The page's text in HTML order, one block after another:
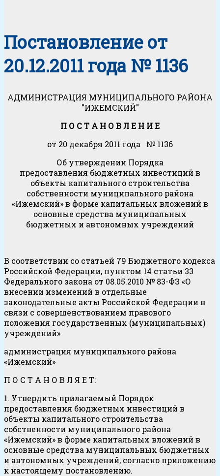
Постановление от
20.12.2011 года № 1136
АДМИНИСТРАЦИЯ МУНИЦИПАЛЬНОГО РАЙОНА
"ИЖЕМСКИЙ"
П О С Т А Н О В Л Е Н И Е
от 20 декабря 2011 года № 1136
Об утверждении Порядка
предоставления бюджетных инвестиций в
объекты капитального строительства
собственности муниципального района
«Ижемский» в форме капитальных вложений в
основные средства муниципальных
бюджетных и автономных учреждений
В соответствии со статьей 79 Бюджетного кодекса
Российской Федерации, пунктом 14 статьи 33
Федерального закона от 08.05.2010 № 83-ФЗ «О
внесении изменений в отдельные
законодательные акты Российской Федерации в
связи с совершенствованием правового
положения государственных (муниципальных)
учреждений»
администрация муниципального района
«Ижемский»
П О С Т А Н О В Л Я Е Т:
1. Утвердить прилагаемый Порядок
предоставления бюджетных инвестиций в
объекты капитального строительства
собственности муниципального района
«Ижемский» в форме капитальных вложений в
основные средства муниципальных бюджетных
и автономных учреждений, согласно приложению
к настоящему постановлению.